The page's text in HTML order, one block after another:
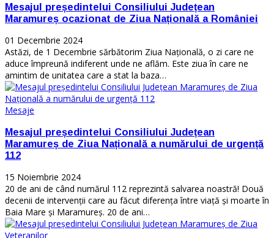
Mesajul președintelui Consiliului Județean
Maramureș ocazionat de Ziua Națională a României
01 Decembrie 2024
Astăzi, de 1 Decembrie sărbătorim Ziua Națională, o zi care ne
aduce împreună indiferent unde ne aflăm. Este ziua în care ne
amintim de unitatea care a stat la baza…
Mesaje
Mesajul președintelui Consiliului Județean
Maramureș de Ziua Națională a numărului de urgență
112
15 Noiembrie 2024
20 de ani de când numărul 112 reprezintă salvarea noastră! Două
decenii de intervenții care au făcut diferența între viață și moarte în
Baia Mare și Maramureș. 20 de ani…